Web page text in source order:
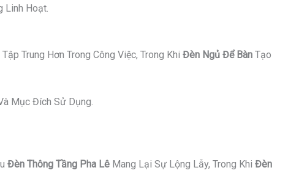
Linh Hoạt.
Trung Hơn Trong Công Việc, Trong Khi Đèn Ngủ Để Bàn Tạo
Mục Đích Sử Dụng.
Đèn Thông Tầng Pha Lê Mang Lại Sự Lộng Lẫy, Trong Khi Đèn